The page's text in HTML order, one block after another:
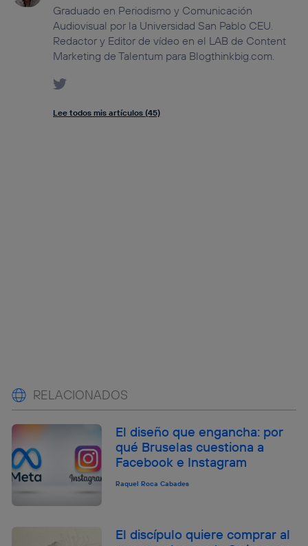
Graduado en Periodismo y Comunicación
Audiovisual por la Universidad San Pablo CEU.
Redactor y Editor de vídeo en el LAB de Content
Marketing de Talentum para Blogthinkbig.com.
Lee todos mis artículos (45)
RELACIONADOS
El diseño que engancha: por
qué Bruselas cuestiona a
Facebook e Instagram
Raquel Roca Cabades
El discípulo quiere comprar al